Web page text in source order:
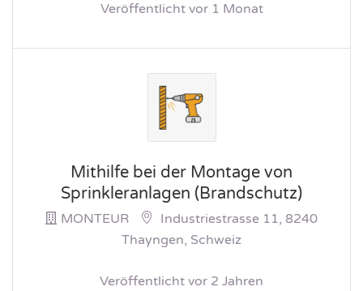
Veröffentlicht vor 1 Monat
Mithilfe bei der Montage von
Sprinkleranlagen (Brandschutz)
MONTEUR
Industriestrasse 11, 8240
Thayngen, Schweiz
Veröffentlicht vor 2 Jahren